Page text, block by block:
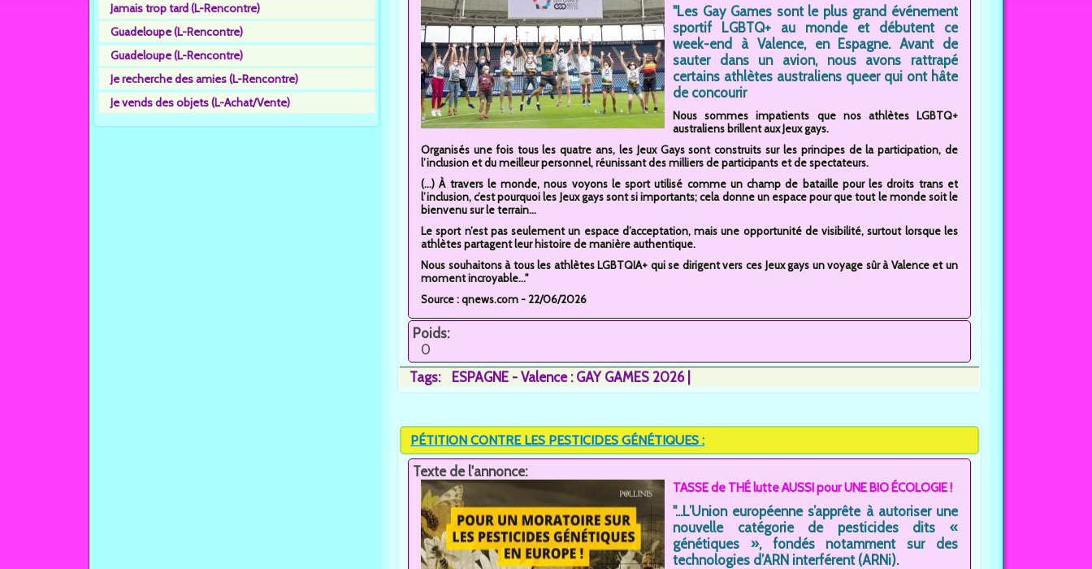
Jamais trop tard (L-Rencontre)
Guadeloupe (L-Rencontre)
Guadeloupe (L-Rencontre)
Je recherche des amies (L-Rencontre)
Je vends des objets (L-Achat/Vente)
"Les Gay Games sont le plus grand événement
sportif LGBTQ+ au monde et débutent ce
week-end à Valence, en Espagne. Avant de
sauter dans un avion, nous avons rattrapé
certains athlètes australiens queer qui ont hâte
de concourir
Nous sommes impatients que nos athlètes LGBTQ+
australiens brillent aux Jeux gays.
Organisés une fois tous les quatre ans, les Jeux Gays sont construits sur les principes de la participation, de
l’inclusion et du meilleur personnel, réunissant des milliers de participants et de spectateurs.
(...) À travers le monde, nous voyons le sport utilisé comme un champ de bataille pour les droits trans et
l’inclusion, c’est pourquoi les Jeux gays sont si importants; cela donne un espace pour que tout le monde soit le
bienvenu sur le terrain...
Le sport n’est pas seulement un espace d’acceptation, mais une opportunité de visibilité, surtout lorsque les
athlètes partagent leur histoire de manière authentique.
Nous souhaitons à tous les athlètes LGBTQIA+ qui se dirigent vers ces Jeux gays un voyage sûr à Valence et un
moment incroyable..."
Source : qnews.com - 22/06/2026
Poids:
0
Tags:
ESPAGNE - Valence : GAY GAMES 2026
PÉTITION CONTRE LES PESTICIDES GÉNÉTIQUES :
Texte de l'annonce:
TASSE de THÉ lutte AUSSI pour UNE BIO ÉCOLOGIE !
"...L’Union européenne s’apprête à autoriser une
nouvelle catégorie de pesticides dits «
génétiques », fondés notamment sur des
technologies d’ARN interférent (ARNi).